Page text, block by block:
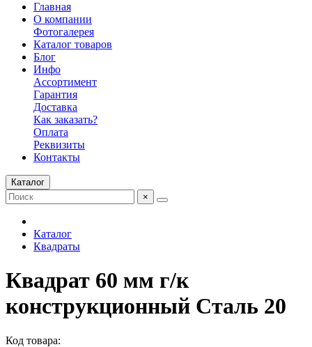
Главная
О компании
Фотогалерея
Каталог товаров
Блог
Инфо
Ассортимент
Гарантия
Доставка
Как заказать?
Оплата
Реквизиты
Контакты
Каталог
×
Каталог
Квадраты
Квадрат 60 мм г/к
конструкционный Сталь 20
Код товара: